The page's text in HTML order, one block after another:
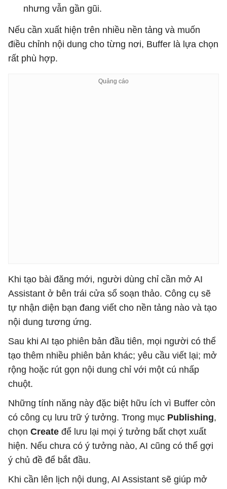
nhưng vẫn gần gũi.
Nếu cần xuất hiện trên nhiều nền tảng và muốn
điều chỉnh nội dung cho từng nơi, Buffer là lựa chọn
rất phù hợp.
Khi tạo bài đăng mới, người dùng chỉ cần mở AI
Assistant ở bên trái cửa sổ soạn thảo. Công cụ sẽ
tự nhận diện bạn đang viết cho nền tảng nào và tạo
nội dung tương ứng.
Sau khi AI tạo phiên bản đầu tiên, mọi người có thể
tạo thêm nhiều phiên bản khác; yêu cầu viết lại; mở
rộng hoặc rút gọn nội dung chỉ với một cú nhấp
chuột.
Những tính năng này đặc biệt hữu ích vì Buffer còn
có công cụ lưu trữ ý tưởng. Trong mục Publishing,
chọn Create để lưu lại mọi ý tưởng bất chợt xuất
hiện. Nếu chưa có ý tưởng nào, AI cũng có thể gợi
ý chủ đề để bắt đầu.
Khi cần lên lịch nội dung, AI Assistant sẽ giúp mở